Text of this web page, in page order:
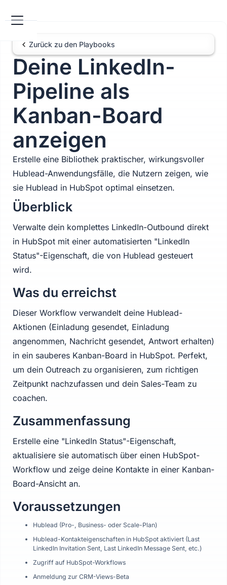
Zurück zu den Playbooks
Deine LinkedIn-
Pipeline als
Kanban-Board
anzeigen
Erstelle eine Bibliothek praktischer, wirkungsvoller
Hublead-Anwendungsfälle, die Nutzern zeigen, wie
sie Hublead in HubSpot optimal einsetzen.
Überblick
Verwalte dein komplettes LinkedIn-Outbound direkt
in HubSpot mit einer automatisierten "LinkedIn
Status"-Eigenschaft, die von Hublead gesteuert
wird.
Was du erreichst
Dieser Workflow verwandelt deine Hublead-
Aktionen (Einladung gesendet, Einladung
angenommen, Nachricht gesendet, Antwort erhalten)
in ein sauberes Kanban-Board in HubSpot. Perfekt,
um dein Outreach zu organisieren, zum richtigen
Zeitpunkt nachzufassen und dein Sales-Team zu
coachen.
Zusammenfassung
Erstelle eine "LinkedIn Status"-Eigenschaft,
aktualisiere sie automatisch über einen HubSpot-
Workflow und zeige deine Kontakte in einer Kanban-
Board-Ansicht an.
Voraussetzungen
Hublead (Pro-, Business- oder Scale-Plan)
Hublead-Kontakteigenschaften in HubSpot aktiviert (Last
LinkedIn Invitation Sent, Last LinkedIn Message Sent, etc.)
Zugriff auf HubSpot-Workflows
Anmeldung zur CRM-Views-Beta